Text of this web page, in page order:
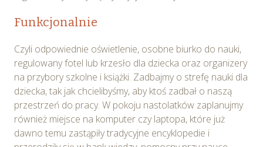
Funkcjonalnie
Czyli odpowiednie oświetlenie, osobne biurko do nauki,
regulowany fotel lub krzesło dla dziecka oraz organizery
na przybory szkolne i książki. Zadbajmy o strefę nauki dla
dziecka, tak jak chcielibyśmy, aby ktoś zadbał o naszą
przestrzeń do pracy. W pokoju nastolatków zaplanujmy
również miejsce na komputer czy laptopa, które już
dawno temu zastąpiły tradycyjne encyklopedie i